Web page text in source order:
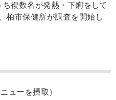
複数名が発熱・下痢をして
柏市保健所が調査を開始し
ューを摂取）